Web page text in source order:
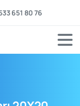
651 80 76